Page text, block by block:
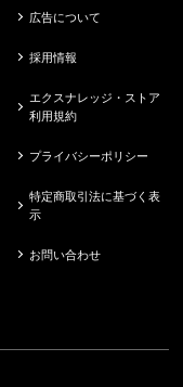
広告について
採用情報
エクスナレッジ・ストア
利用規約
プライバシーポリシー
特定商取引法に基づく表
示
お問い合わせ